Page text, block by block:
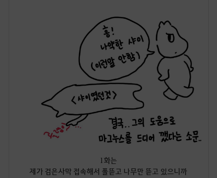
1화는
제가 검은사막 접속해서 풀뜯고 나무만 뜯고 있으니까